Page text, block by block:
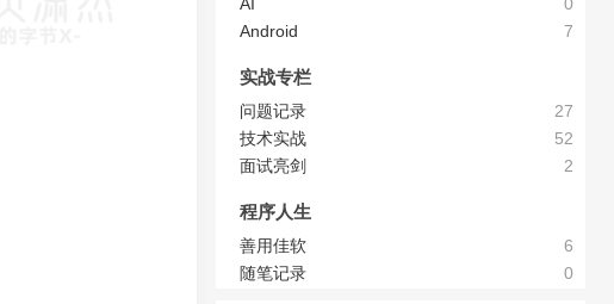
7
Android
实战专栏
27
问题记录
52
技术实战
2
面试亮剑
程序人生
6
善用佳软
0
随笔记录